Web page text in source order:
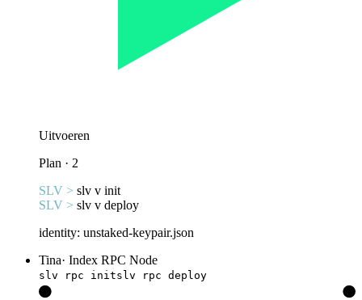
Uitvoeren
Plan · 2
SLV > slv v init
SLV > slv v deploy
identity: unstaked-keypair.json
Tina· Index RPC Node
slv rpc initslv rpc deploy